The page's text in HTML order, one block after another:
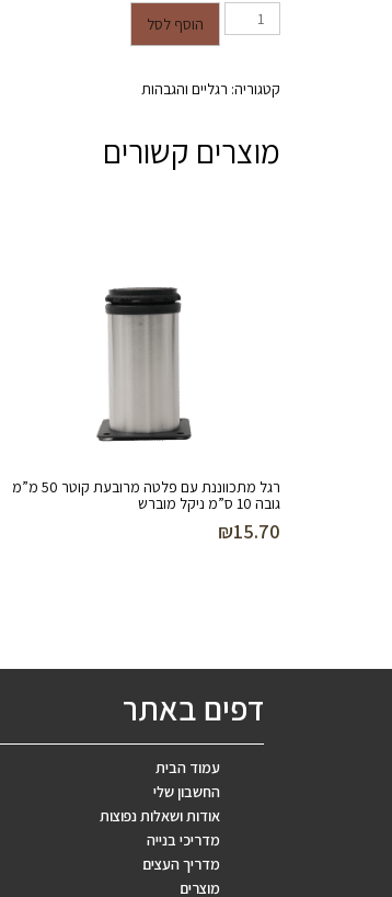
כמות של רגל מתכת עגולה לשולחן - צבע לבן - גובה 71 ס"מ (יחידה
הוסף לסל
קטגוריה: רגליים והגבהות
מוצרים קשורים
רגל מתכווננת עם פלטה מרובעת קוטר 50 מ”מ
גובה 10 ס”מ ניקל מוברש
₪15.70
דפים באתר
עמוד הבית
החשבון שלי
אודות ושאלות נפוצות
מדריכי בנייה
מדריך העצים
מוצרים